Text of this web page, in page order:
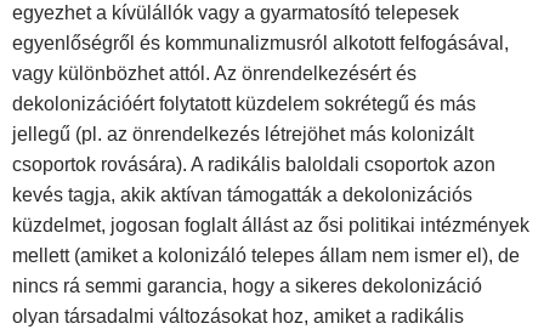
egyezhet a kívülállók vagy a gyarmatosító telepesek
egyenlőségről és kommunalizmusról alkotott felfogásával,
vagy különbözhet attól. Az önrendelkezésért és
dekolonizációért folytatott küzdelem sokrétegű és más
jellegű (pl. az önrendelkezés létrejöhet más kolonizált
csoportok rovására). A radikális baloldali csoportok azon
kevés tagja, akik aktívan támogatták a dekolonizációs
küzdelmet, jogosan foglalt állást az ősi politikai intézmények
mellett (amiket a kolonizáló telepes állam nem ismer el), de
nincs rá semmi garancia, hogy a sikeres dekolonizáció
olyan társadalmi változásokat hoz, amiket a radikális